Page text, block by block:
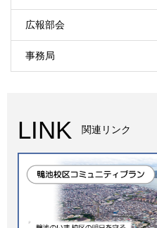
広報部会
事務局
LINK 関連リンク